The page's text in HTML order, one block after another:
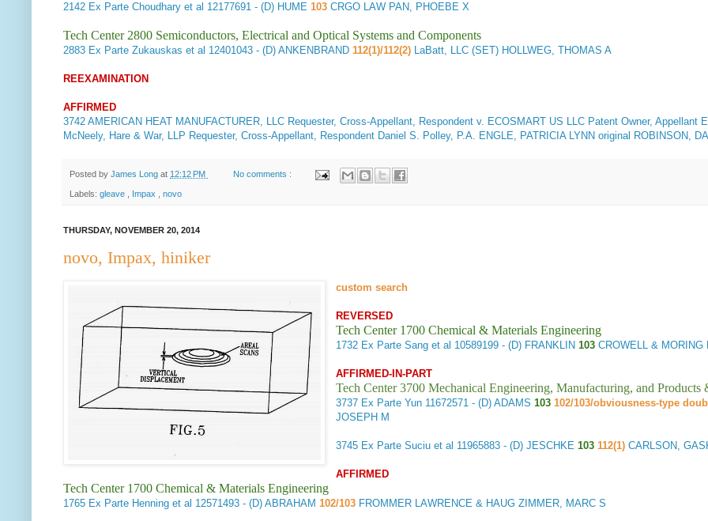
2142 Ex Parte Choudhary et al 12177691 - (D) HUME 103 CRGO LAW PAN, PHOEBE X
Tech Center 2800 Semiconductors, Electrical and Optical Systems and Components
2883 Ex Parte Zukauskas et al 12401043 - (D) ANKENBRAND 112(1)/112(2) LaBatt, LLC (SET) HOLLWEG, THOMAS A
REEXAMINATION
AFFIRMED
3742 AMERICAN HEAT MANUFACTURER, LLC Requester, Cross-Appellant, Respondent v. ECOSMART US LLC Patent Owner, Appellant
McNeely, Hare & War, LLP Requester, Cross-Appellant, Respondent Daniel S. Polley, P.A. ENGLE, PATRICIA LYNN original ROBINSON,
Posted by James Long at 12:12 PM No comments :
Labels: gleave Impax novo
THURSDAY, NOVEMBER 20, 2014
novo, Impax, hiniker
custom search
REVERSED
Tech Center 1700 Chemical & Materials Engineering
1732 Ex Parte Sang et al 10589199 - (D) FRANKLIN103CROWELL & MORING
AFFIRMED-IN-PART
Tech Center 3700 Mechanical Engineering, Manufacturing, and Products
3737 Ex Parte Yun 11672571 - (D) ADAMS103 102/103/obviousness-type
JOSEPH M
3745 Ex Parte Suciu et al 11965883 - (D) JESCHKE103112(1)CARLSON,
AFFIRMED
Tech Center 1700 Chemical & Materials Engineering
1765 Ex Parte Henning et al 12571493 - (D) ABRAHAM 102/103 FROMMER LAWRENCE & HAUG ZIMMER, MARC S